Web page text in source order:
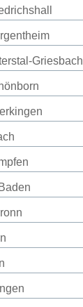
Griesbach